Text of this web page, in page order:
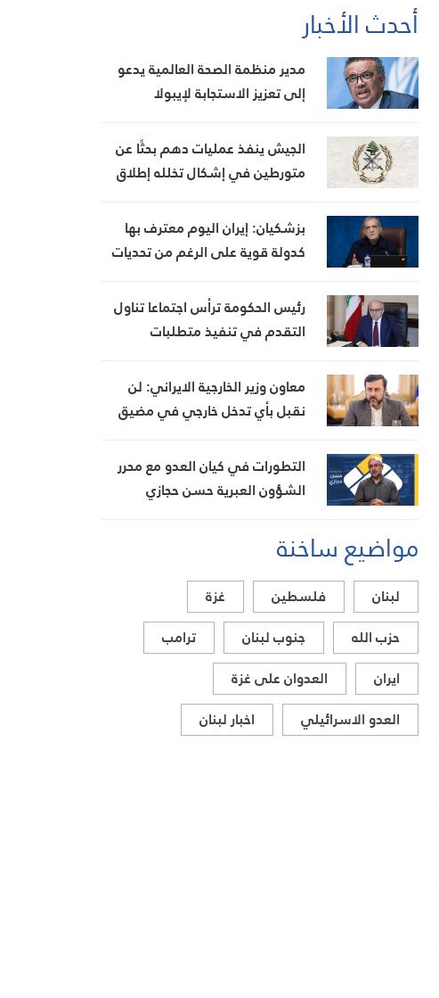
أحدث الأخبار
مدير منظمة الصحة العالمية يدعو
إلى تعزيز الاستجابة لإيبولا
الجيش ينفذ عمليات دهم بحثًا عن
متورطين في إشكال تخلله إطلاق
ويتلف 16 خيمة مزروعة بالماريجوانا
بزشكيان: إيران اليوم معترف بها
كدولة قوية على الرغم من تحديات
رئيس الحكومة ترأس اجتماعا تناول
التقدم في تنفيذ متطلبات
من القائمة الرمادية
معاون وزير الخارجية الايراني: لن
نقبل بأي تدخل خارجي في مضيق
التطورات في كيان العدو مع محرر
الشؤون العبرية حسن حجازي
مواضيع ساخنة
لبنان فلسطين
غزة
حزب الله
جنوب لبنان
ترامب
ايران
العدوان على غزة
العدو الاسرائيلي
اخبار لبنان